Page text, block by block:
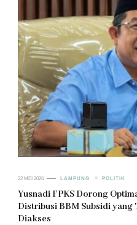
22 MEI 2026 LAMPUNG POLITIK
Yusnadi FPKS Dorong
Distribusi BBM Subsidi yang
Diakses